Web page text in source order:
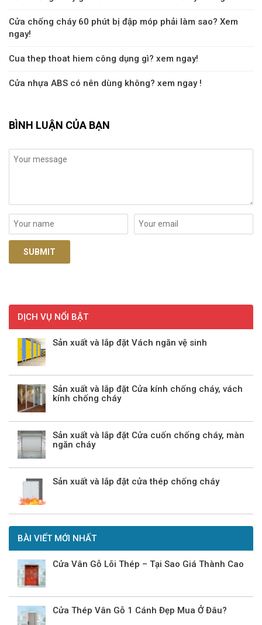
DỊCH VỤ NỔI BẬT
Sản xuất và lắp đặt Vách ngăn vệ sinh
Sản xuất và lắp đặt Cửa kính chống cháy, vách
kính chống cháy
Sản xuất và lắp đặt Cửa cuốn chống cháy, màn
ngăn cháy
Sản xuất và lắp đặt cửa thép chống cháy
BÀI VIẾT MỚI NHẤT
Cửa Vân Gỗ Lõi Thép – Tại Sao Giá Thành Cao
Cửa Thép Vân Gỗ 1 Cánh Đẹp Mua Ở Đâu?
Cửa chống cháy 60 phút bị đập móp phải làm sao? Xem
ngay!
Cua thep thoat hiem công dụng gì? xem ngay!
Cửa nhựa ABS có nên dùng không? xem ngay !
BÌNH LUẬN CỦA BẠN